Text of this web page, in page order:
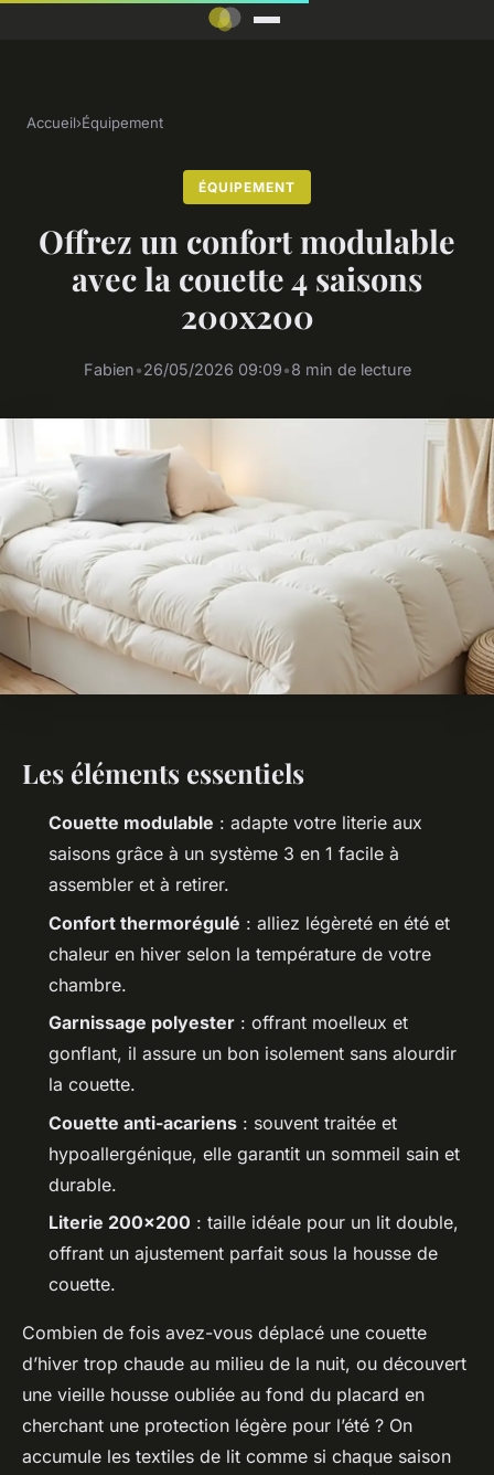
Accueil›Équipement
ÉQUIPEMENT
Offrez un confort modulable
avec la couette 4 saisons
200x200
Fabien•26/05/2026 09:09•8 min de lecture
Les éléments essentiels
Couette modulable : adapte votre literie aux
saisons grâce à un système 3 en 1 facile à
assembler et à retirer.
Confort thermorégulé : alliez légèreté en été et
chaleur en hiver selon la température de votre
chambre.
Garnissage polyester : offrant moelleux et
gonflant, il assure un bon isolement sans alourdir
la couette.
Couette anti-acariens : souvent traitée et
hypoallergénique, elle garantit un sommeil sain et
durable.
Literie 200x200 : taille idéale pour un lit double,
offrant un ajustement parfait sous la housse de
couette.
Combien de fois avez-vous déplacé une couette
d’hiver trop chaude au milieu de la nuit, ou découvert
une vieille housse oubliée au fond du placard en
cherchant une protection légère pour l’été ? On
accumule les textiles de lit comme si chaque saison